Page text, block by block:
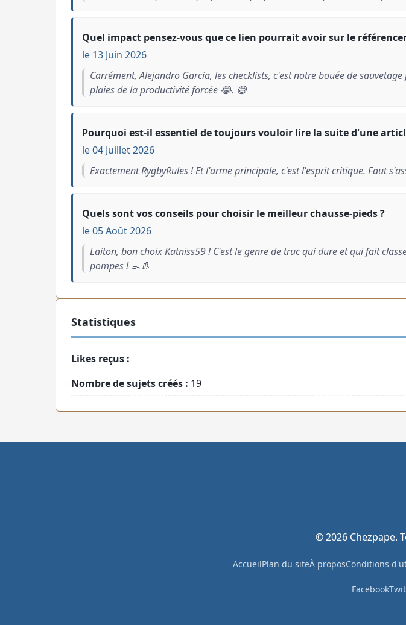
Quel impact pensez-vous que ce lien pourrait avoir sur le
le 13 Juin 2026
Carrément, Alejandro Garcia, les checklists, c'est notre bouée de
plaies de la productivité forcée 😂. 😅
Pourquoi est-il essentiel de toujours vouloir lire la suite d'une
le 04 Juillet 2026
Exactement RygbyRules ! Et l'arme principale, c'est l'esprit critique. Faut
Quels sont vos conseils pour choisir le meilleur chausse-pieds ?
le 05 Août 2026
Laiton, bon choix Katniss59 ! C'est le genre de truc qui dure et qui fait
pompes ! 👞👢
Statistiques
Likes reçus :
Nombre de sujets créés : 19
© 2026 Chezpape.
AccueilPlan du siteÀ proposConditions
Facebook